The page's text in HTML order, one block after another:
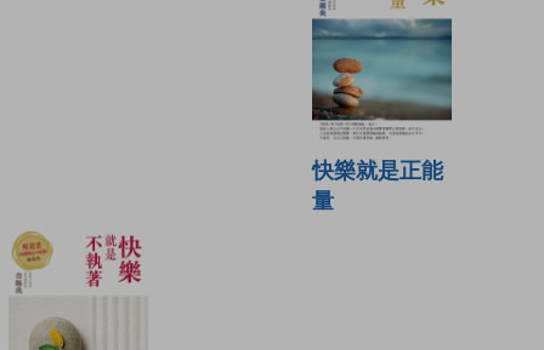
快樂就是正能
量